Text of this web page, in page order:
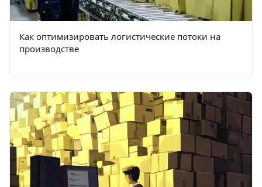
Как оптимизировать логистические потоки на
производстве